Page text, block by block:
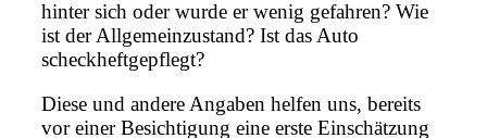
hinter sich oder wurde er wenig gefahren? Wie
ist der Allgemeinzustand? Ist das Auto
scheckheftgepflegt?
Diese und andere Angaben helfen uns, bereits
vor einer Besichtigung eine erste Einschätzung